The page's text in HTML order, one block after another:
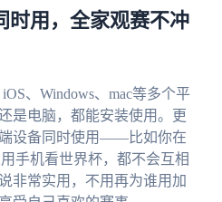
时用，全家观赛不冲
、Windows、mac等多个平
是电脑，都能安装使用。更
设备同时使用——比如你在
手机看世界杯，都不会互相
非常实用，不用再为谁用加